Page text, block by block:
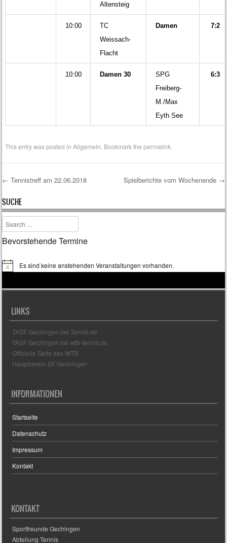
Altensteig
10:00
TC
Weissach-
Flacht
Damen 7:2
10:00 Damen 30
SPG
Freiberg-
M./Max
Eyth See
6:3
This entry was posted inAllgemein . Bookmark thepermalink
Post navigation
← Tennistreff am 22.06.2018 Spielberichte vom Wochenende →
SUCHE
Search
Bevorstehende Termine
H
w
Es sind keine anstehenden Veranstaltungen vorhanden.
LINKS
TASF Gechingen bei Tennis.de
TASF Gechingen bei wtb-tennis.de
Offizielle Seite des WTB
Hauptverein SF Gechingen
INFORMATIONEN
Startseite
Datenschutz
Impressum
Kontakt
KONTAKT
Sportfreunde Gechingen
Abteilung Tennis